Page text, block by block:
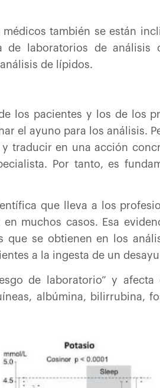
también se están
de laboratorios de análisis
de lípidos.
los pacientes y los de los
el ayuno para los análisis.
traducir en una acción
Por tanto, es
que lleva a los
muchos casos. Esa
que se obtienen en los
a la ingesta de un
de laboratorio” y afecta
albúmina, bilirrubina,